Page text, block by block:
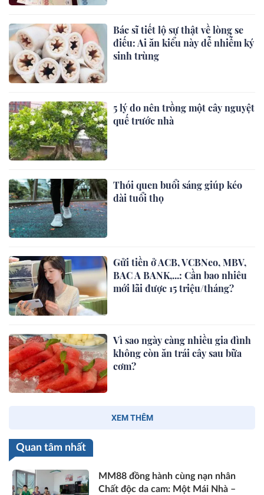
Bác sĩ tiết lộ sự thật về lòng se
điếu: Ai ăn kiểu này dễ nhiễm ký
sinh trùng
5 lý do nên trồng một cây nguyệt
quế trước nhà
Thói quen buổi sáng giúp kéo
dài tuổi thọ
Gửi tiền ở ACB, VCBNeo, MBV,
BAC A BANK,...: Cần bao nhiêu
mới lãi được 15 triệu/tháng?
Vì sao ngày càng nhiều gia đình
không còn ăn trái cây sau bữa
cơm?
XEM THÊM
Quan tâm nhất
MM88 đồng hành cùng nạn nhân
Chất độc da cam: Một Mái Nhà –